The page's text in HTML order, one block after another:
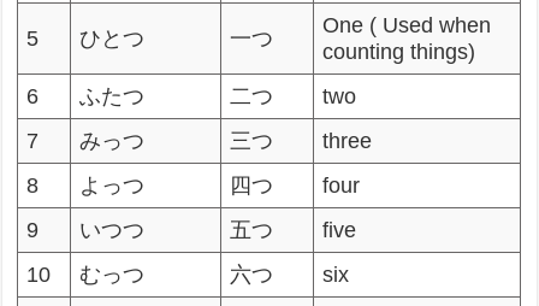
5 ひとつ 一つ
One ( Used when
counting things)
6
ふたつ 二つ
two
7
みっつ 三つ
three
8
よっつ 四つ
four
9
いつつ 五つ
five
10
むっつ 六つ
six